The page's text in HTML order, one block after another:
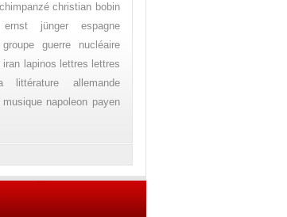
chimpanzé christian bobin
ernst jünger
espagne
groupe
guerre nucléaire
iran lapinos lettres lettres
littérature allemande
musique napoleon payen